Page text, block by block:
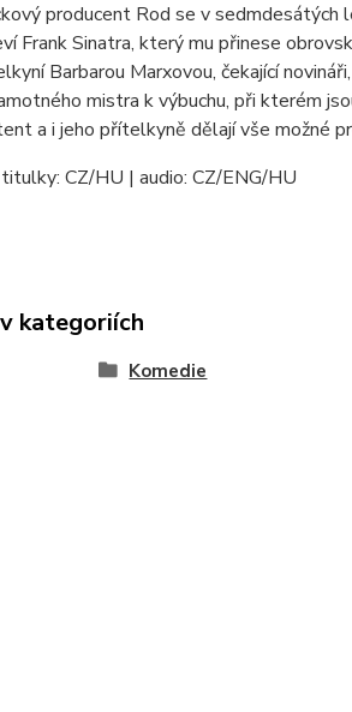
producent Rod se v
Frank Sinatra, který mu přinese
Barbarou Marxovou, čekající
mistra k výbuchu, při kterém
a i jeho přítelkyně dělají vše možné
CZ/HU | audio: CZ/ENG/HU
kategoriích
Komedie